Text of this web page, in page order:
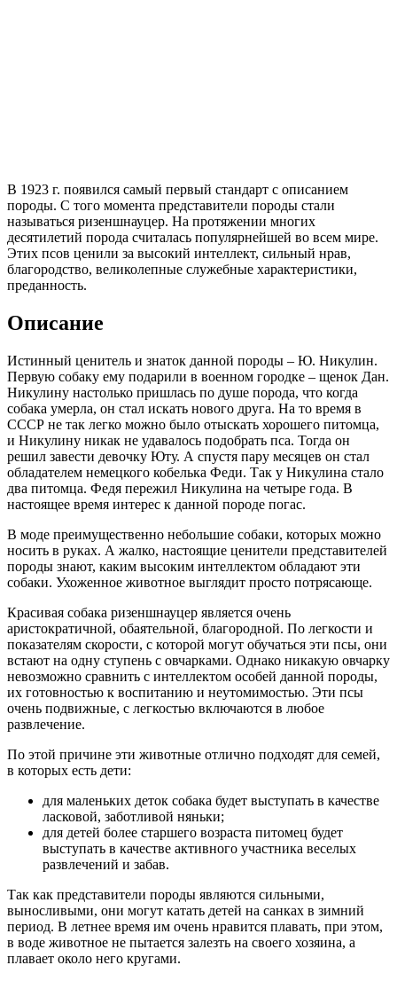
В 1923 г. появился самый первый стандарт с описанием
породы. С того момента представители породы стали
называться ризеншнауцер. На протяжении многих
десятилетий порода считалась популярнейшей во всем мире.
Этих псов ценили за высокий интеллект, сильный нрав,
благородство, великолепные служебные характеристики,
преданность.
Описание
Истинный ценитель и знаток данной породы – Ю. Никулин.
Первую собаку ему подарили в военном городке – щенок Дан.
Никулину настолько пришлась по душе порода, что когда
собака умерла, он стал искать нового друга. На то время в
СССР не так легко можно было отыскать хорошего питомца,
и Никулину никак не удавалось подобрать пса. Тогда он
решил завести девочку Юту. А спустя пару месяцев он стал
обладателем немецкого кобелька Феди. Так у Никулина стало
два питомца. Федя пережил Никулина на четыре года. В
настоящее время интерес к данной породе погас.
В моде преимущественно небольшие собаки, которых можно
носить в руках. А жалко, настоящие ценители представителей
породы знают, каким высоким интеллектом обладают эти
собаки. Ухоженное животное выглядит просто потрясающе.
Красивая собака ризеншнауцер является очень
аристократичной, обаятельной, благородной. По легкости и
показателям скорости, с которой могут обучаться эти псы, они
встают на одну ступень с овчарками. Однако никакую овчарку
невозможно сравнить с интеллектом особей данной породы,
их готовностью к воспитанию и неутомимостью. Эти псы
очень подвижные, с легкостью включаются в любое
развлечение.
По этой причине эти животные отлично подходят для семей,
в которых есть дети:
для маленьких деток собака будет выступать в качестве
ласковой, заботливой няньки;
для детей более старшего возраста питомец будет
выступать в качестве активного участника веселых
развлечений и забав.
Так как представители породы являются сильными,
выносливыми, они могут катать детей на санках в зимний
период. В летнее время им очень нравится плавать, при этом,
в воде животное не пытается залезть на своего хозяина, а
плавает около него кругами.